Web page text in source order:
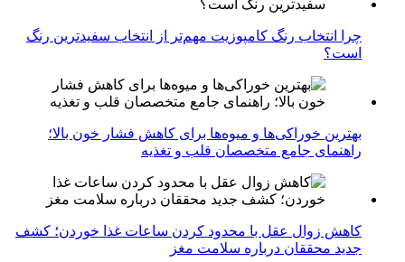
چرا انتخاب رنگ کامپوزیت مهم‌تر از انتخاب سفیدترین رنگ
است؟
بهترین خوراکی‌ها و میوه‌ها برای کاهش فشار خون بالا؛
راهنمای جامع متخصصان قلب و تغذیه
کاهش زوال عقل با محدود کردن ساعات غذا خوردن؛ کشف
جدید محققان درباره سلامت مغز